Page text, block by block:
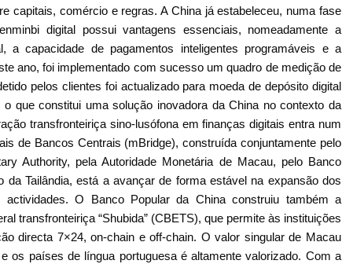
capitais, comércio e regras. A China já estabeleceu, numa fase
digital possui vantagens essenciais, nomeadamente a
a capacidade de pagamentos inteligentes programáveis e a
ano, foi implementado com sucesso um quadro de medição de
pelos clientes foi actualizado para moeda de depósito digital
constitui uma solução inovadora da China no contexto da
transfronteiriça sino-lusófona em finanças digitais entra num
de Bancos Centrais (mBridge), construída conjuntamente pelo
Authority, pela Autoridade Monetária de Macau, pelo Banco
Tailândia, está a avançar de forma estável na expansão dos
O Banco Popular da China construiu também a
transfronteiriça “Shubida” (CBETS), que permite às instituições
directa 7×24, on-chain e off-chain. O valor singular de Macau
os países de língua portuguesa é altamente valorizado. Com a